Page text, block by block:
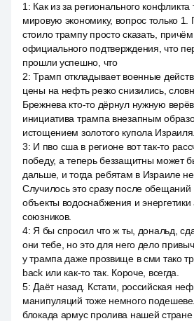
1 : Как из за регионального
мировую экономику, вопрос только 1.
стоило трампу просто сказать,
официального подтверждения, что
прошли успешно, что
2:Трамп откладывает военные
цены на нефть резко снизились,
Брежнева кто-то дёрнул нужную
инициатива трампа внезапным
истощением золотого купола Израиля.
3: И пво сша в регионе вот так-то
победу, а теперь беззащитны может
дальше, и тогда ребятам в Израиле не
Случилось это сразу после
объекты водоснабжения и энергетики
союзников.
4: Я бы спросил что ж ты, дональд,
они тебе, но это для него дело
у трампа даже прозвище в сми тако
back или как-то так. Короче, всегда.
5: Даёт назад. Кстати, российская
манипуляций тоже немного
блокада армус пролива нашей стране